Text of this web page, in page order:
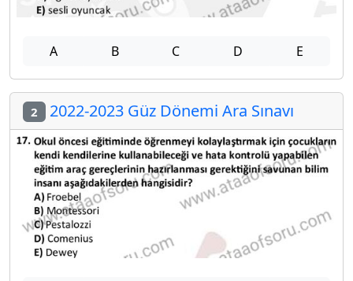
A B C D E
2 2022-2023 Güz Dönemi Ara Sınavı